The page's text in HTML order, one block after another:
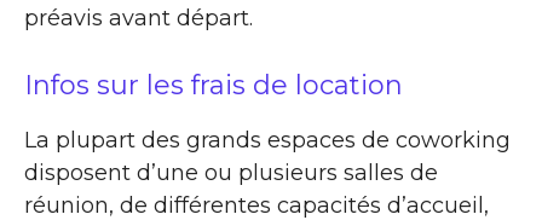
préavis avant départ.
Infos sur les frais de location
La plupart des grands espaces de coworking
disposent d’une ou plusieurs salles de
réunion, de différentes capacités d’accueil,